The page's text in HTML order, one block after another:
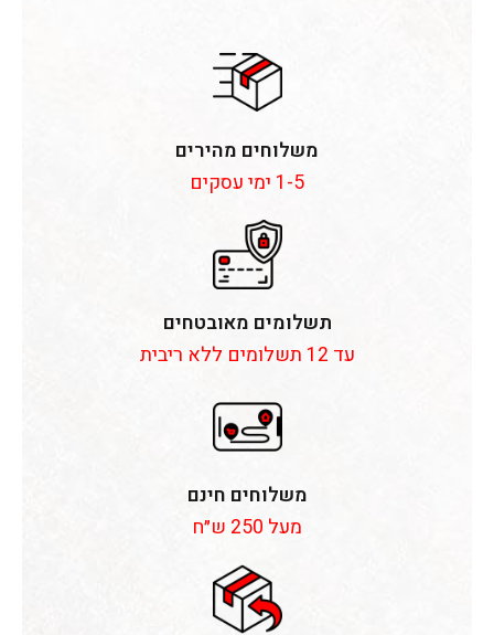
משלוחים מהירים
1-5 ימי עסקים
תשלומים מאובטחים
עד 12 תשלומים ללא ריבית
משלוחים חינם
מעל 250 ש״ח